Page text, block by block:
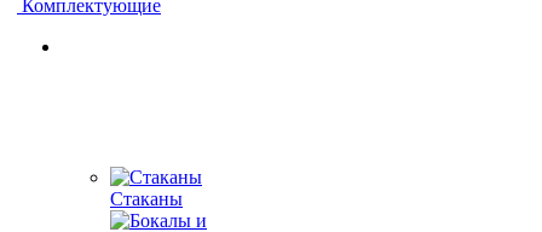
Комплектующие
Стаканы